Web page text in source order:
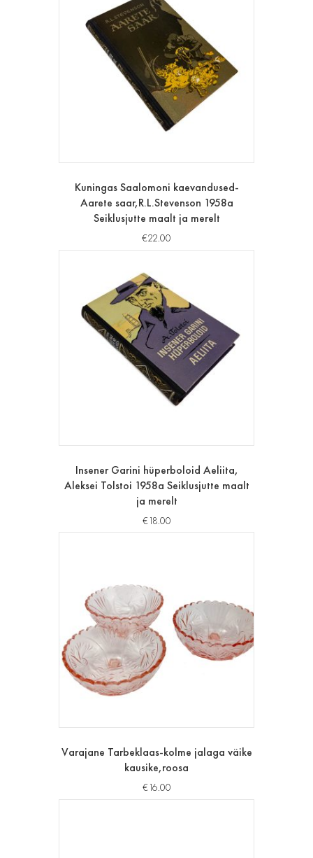
Kuningas Saalomoni kaevandused-
Aarete saar,R.L.Stevenson 1958a
Seiklusjutte maalt ja merelt
€22.00
Insener Garini hüperboloid Aeliita,
Aleksei Tolstoi 1958a Seiklusjutte maalt
ja merelt
€18.00
Varajane Tarbeklaas-kolme jalaga väike
kausike,roosa
€16.00